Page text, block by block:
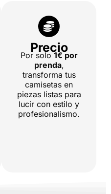
Precio
Por solo1€ por
prenda,
transforma tus
camisetas en
piezas listas para
lucir con estilo y
profesionalismo.